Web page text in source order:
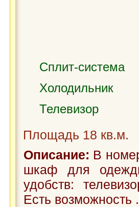
Сплит-система
Холодильник
Телевизор
Площадь 18 кв.м.
Описание: В
шкаф для
удобств:
Есть возможность